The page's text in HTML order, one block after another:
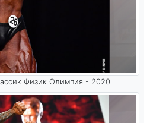
Физик Олимпия - 2020